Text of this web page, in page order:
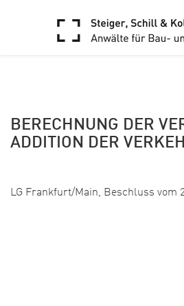
ARCHIVE
BERECHNUNG DER
ADDITION DER
LG Frankfurt/Main, Beschluss vom